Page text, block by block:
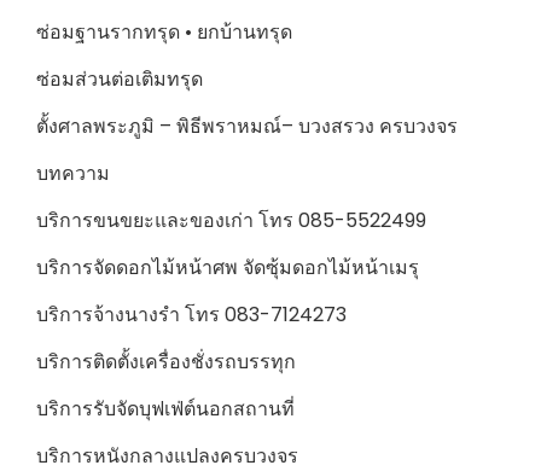
ซ่อมฐานรากทรุด • ยกบ้านทรุด
ซ่อมส่วนต่อเติมทรุด
ตั้งศาลพระภูมิ – พิธีพราหมณ์– บวงสรวง ครบวงจร
บทความ
บริการขนขยะและของเก่า โทร 085-5522499
บริการจัดดอกไม้หน้าศพ จัดซุ้มดอกไม้หน้าเมรุ
บริการจ้างนางรำ โทร 083-7124273
บริการติดตั้งเครื่องชั่งรถบรรทุก
บริการรับจัดบุฟเฟ่ต์นอกสถานที่
บริการหนังกลางแปลงครบวงจร